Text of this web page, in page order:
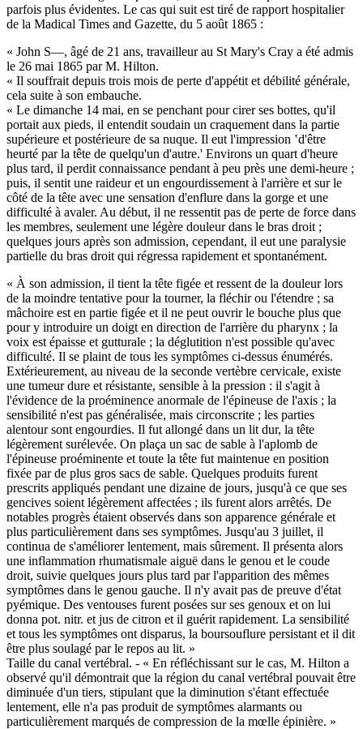
parfois plus évidentes. Le cas qui suit est tiré de rapport hospitalier
de la Madical Times and Gazette, du 5 août 1865 :
« John S—, âgé de 21 ans, travailleur au St Mary's Cray a été admis
le 26 mai 1865 par M. Hilton.
« Il souffrait depuis trois mois de perte d'appétit et débilité générale,
cela suite à son embauche.
« Le dimanche 14 mai, en se penchant pour cirer ses bottes, qu'il
portait aux pieds, il entendit soudain un craquement dans la partie
supérieure et postérieure de sa nuque. Il eut l'impression ‛d'être
heurté par la tête de quelqu'un d'autre.' Environs un quart d'heure
plus tard, il perdit connaissance pendant à peu près une demi-heure ;
puis, il sentit une raideur et un engourdissement à l'arrière et sur le
côté de la tête avec une sensation d'enflure dans la gorge et une
difficulté à avaler. Au début, il ne ressentit pas de perte de force dans
les membres, seulement une légère douleur dans le bras droit ;
quelques jours après son admission, cependant, il eut une paralysie
partielle du bras droit qui régressa rapidement et spontanément.
« À son admission, il tient la tête figée et ressent de la douleur lors
de la moindre tentative pour la tourner, la fléchir ou l'étendre ; sa
mâchoire est en partie figée et il ne peut ouvrir le bouche plus que
pour y introduire un doigt en direction de l'arrière du pharynx ; la
voix est épaisse et gutturale ; la déglutition n'est possible qu'avec
difficulté. Il se plaint de tous les symptômes ci-dessus énumérés.
Extérieurement, au niveau de la seconde vertèbre cervicale, existe
une tumeur dure et résistante, sensible à la pression : il s'agit à
l'évidence de la proéminence anormale de l'épineuse de l'axis ; la
sensibilité n'est pas généralisée, mais circonscrite ; les parties
alentour sont engourdies. Il fut allongé dans un lit dur, la tête
légèrement surélevée. On plaça un sac de sable à l'aplomb de
l'épineuse proéminente et toute la tête fut maintenue en position
fixée par de plus gros sacs de sable. Quelques produits furent
prescrits appliqués pendant une dizaine de jours, jusqu'à ce que ses
gencives soient légèrement affectées ; ils furent alors arrêtés. De
notables progrès étaient observés dans son apparence générale et
plus particulièrement dans ses symptômes. Jusqu'au 3 juillet, il
continua de s'améliorer lentement, mais sûrement. Il présenta alors
une inflammation rhumatismale aiguë dans le genou et le coude
droit, suivie quelques jours plus tard par l'apparition des mêmes
symptômes dans le genou gauche. Il n'y avait pas de preuve d'état
pyémique. Des ventouses furent posées sur ses genoux et on lui
donna pot. nitr. et jus de citron et il guérit rapidement. La sensibilité
et tous les symptômes ont disparus, la boursouflure persistant et il dit
être plus soulagé par le repos au lit. »
Taille du canal vertébral. - « En réfléchissant sur le cas, M. Hilton a
observé qu'il démontrait que la région du canal vertébral pouvait être
diminuée d'un tiers, stipulant que la diminution s'étant effectuée
lentement, elle n'a pas produit de symptômes alarmants ou
particulièrement marqués de compression de la mœlle épinière. »